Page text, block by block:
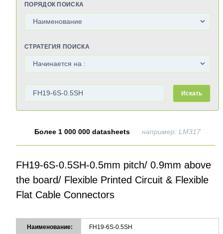
ПОРЯДОК ПОИСКА
СТРАТЕГИЯ ПОИСКА
Искать
Более 1 000 000 datasheets например: LM317
FH19-6S-0.5SH-0.5mm pitch/ 0.9mm above
the board/ Flexible Printed Circuit & Flexible
Flat Cable Connectors
Наименование: FH19-6S-0.5SH